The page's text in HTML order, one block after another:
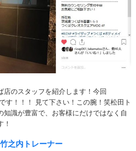
店のスタッフを紹介します！今回
す！！！ 見て下さい！この腕！笑松田ト
知識が豊富で、お客様にだけではなく自
之内トレーナー